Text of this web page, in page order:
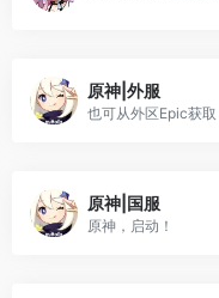
原神|外服
也可从外区Epic获取
原神|国服
原神，启动！